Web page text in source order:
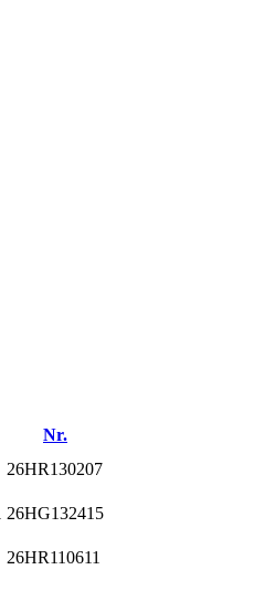
Nr.
26HR130207
26HG132415
26HR110611